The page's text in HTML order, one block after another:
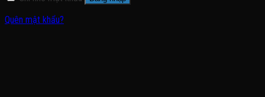
Quên mật khẩu?